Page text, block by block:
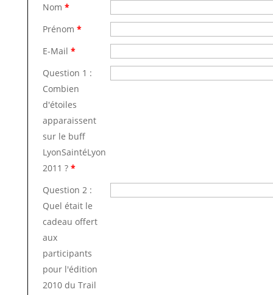
Nom *
Prénom *
E-Mail *
Question 1 :
Combien
d'étoiles
apparaissent
sur le buff
LyonSaintéLyon
2011 ? *
Question 2 :
Quel était le
cadeau offert
aux
participants
pour l'édition
2010 du Trail